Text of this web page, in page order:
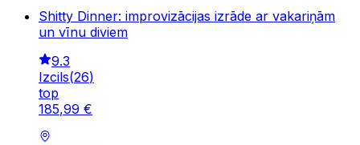
Shitty Dinner: improvizācijas izrāde ar vakariņām
un vīnu diviem
9.3
Izcils(26)
top
185,99 €